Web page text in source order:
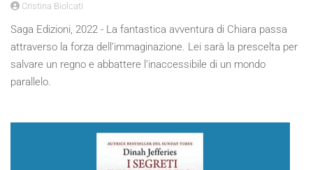
Cristina Biolcati
Saga Edizioni, 2022 - La fantastica avventura di Chiara passa
attraverso la forza dell’immaginazione. Lei sarà la prescelta per
salvare un regno e abbattere l’inaccessibile di un mondo
parallelo.